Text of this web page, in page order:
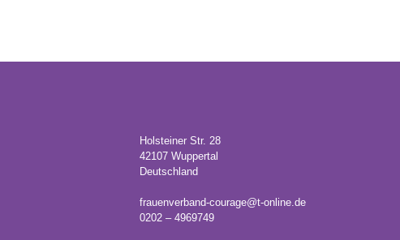
Holsteiner Str. 28
42107 Wuppertal
Deutschland
frauenverband-courage@t-online.de
0202 – 4969749